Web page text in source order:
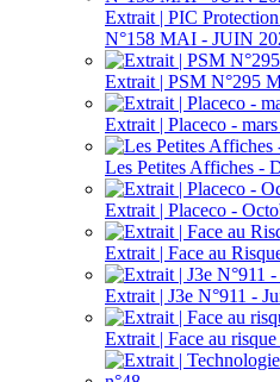
Extrait | PIC
N°158 MAI - JUIN
Extrait | PSM N°295
Extrait | Placeco -
Les Petites Affiches -
Extrait | Placeco -
Extrait | Face au
Extrait | J3e N°911 -
Extrait | Face au